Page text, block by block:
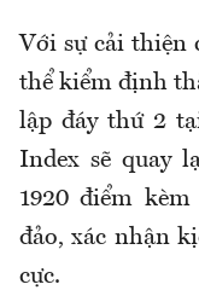
Với sự cải thiện
thể kiểm định
lập đáy thứ 2
Index sẽ quay
1920 điểm
đảo, xác nhận
cực.